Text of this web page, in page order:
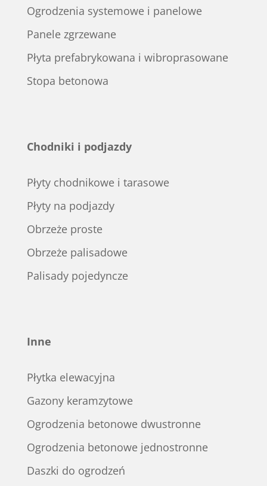
Ogrodzenia systemowe i panelowe
Panele zgrzewane
Płyta prefabrykowana i wibroprasowane
Stopa betonowa
Chodniki i podjazdy
Płyty chodnikowe i tarasowe
Płyty na podjazdy
Obrzeże proste
Obrzeże palisadowe
Palisady pojedyncze
Inne
Płytka elewacyjna
Gazony keramzytowe
Ogrodzenia betonowe dwustronne
Ogrodzenia betonowe jednostronne
Daszki do ogrodzeń